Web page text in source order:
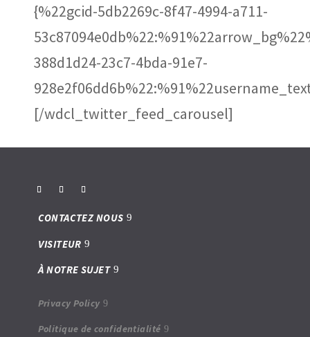
{%22gcid-5db2269c-8f47-4994-a711-
388d1d24-23c7-4bda-91e7-
[/wdcl_twitter_feed_carousel]
CONTACTEZ NOUS
VISITEUR
À NOTRE SUJET
Privacy Policy
Politique de confidentialité